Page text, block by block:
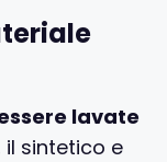
lavate
il sintetico e